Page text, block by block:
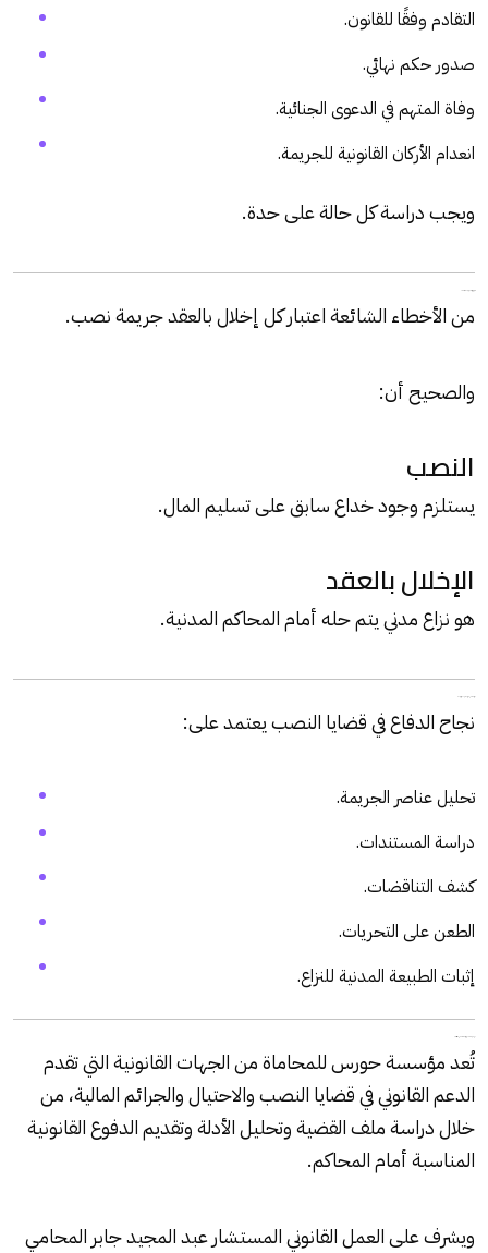
التقادم وفقًا للقانون.
صدور حكم نهائي.
وفاة المتهم في الدعوى الجنائية.
انعدام الأركان القانونية للجريمة.
ويجب دراسة كل حالة على حدة.
من الأخطاء الشائعة اعتبار كل إخلال بالعقد جريمةنصب.
والصحيح أن:
النصب
يستلزم وجود خداع سابق على تسليم المال.
الإخلال بالعقد
هو نزاع مدني يتم حله أمام المحاكم المدنية.
نجاح الدفاع في قضايا النصب يعتمد على:
تحليل عناصر الجريمة.
دراسة المستندات.
كشف التناقضات.
الطعن على التحريات.
إثبات الطبيعة المدنية للنزاع.
تُعد مؤسسة حورس للمحاماة من الجهات القانونية التي تقدم
الدعم القانوني في قضايا النصب والاحتيال والجرائم المالية، من
خلال دراسة ملف القضية وتحليل الأدلة وتقديم الدفوع القانونية
المناسبة أمام المحاكم.
ويشرف على العمل القانوني المستشار عبد المجيد جابر المحامي